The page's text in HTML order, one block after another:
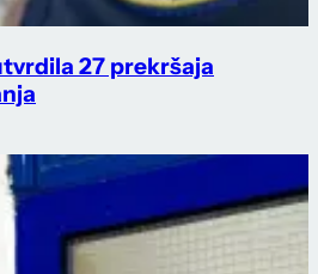
27 prekršaja